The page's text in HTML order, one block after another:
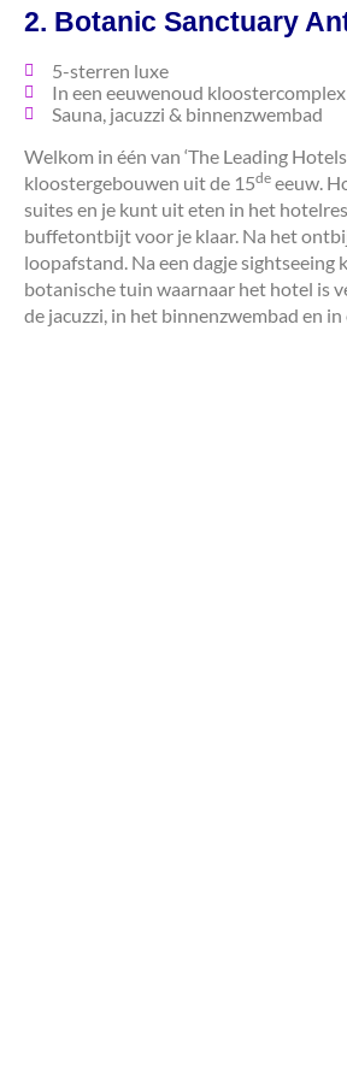
2. Botanic Sanctuary
5-sterren luxe
In een eeuwenoud kloostercomplex
Sauna, jacuzzi & binnenzwembad
Welkom in één van ‘The Leading
kloostergebouwen uit de 15de eeuw.
suites en je kunt uit eten in het
buffetontbijt voor je klaar. Na het
loopafstand. Na een dagje sightseeing
botanische tuin waarnaar het hotel is
de jacuzzi, in het binnenzwembad en